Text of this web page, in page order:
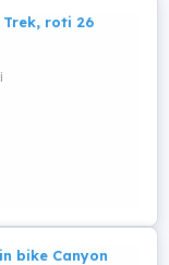
roti 26
bike Canyon